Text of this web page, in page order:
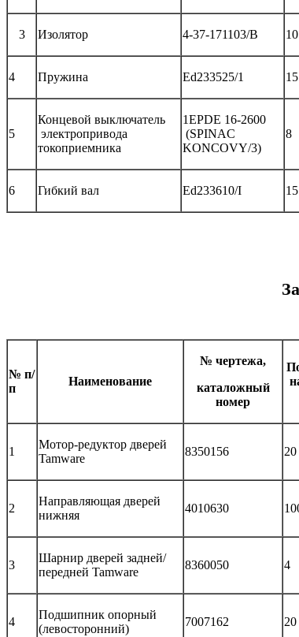
3 Изолятор 4-37-171103/В 10
4 Пружина Ed233525/1 15
5
Концевой выключатель
электропривода
токоприемника
1EPDE 16-2600
(SPINAC
KONCOVY/3)
8
6 Гибкий вал Ed233610/I 15
№ п/
п
Наименование
№ чертежа,
каталожный
номер
1
Мотор-редуктор дверей
Tamware
8350156 20
2
Направляющая дверей
нижняя
4010630
3
Шарнир дверей задней/
передней Tamware
8360050 4
4
Подшипник опорный
(левосторонний)
7007162 20